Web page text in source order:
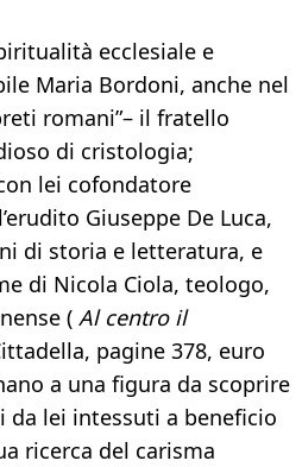
ecclesiale e
Maria Bordoni, anche nel
romani”– il fratello
di cristologia;
lei cofondatore
Giuseppe De Luca,
di storia e letteratura, e
di Nicola Ciola, teologo,
( Al centro il
pagine 378, euro
a una figura da scoprire
da lei intessuti a beneficio
ricerca del carisma